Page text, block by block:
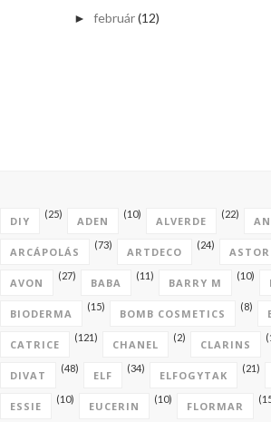
► február(12)
DIY
(25)
ADEN
(10)
ALVERDE
(22)
ARCÁPOLÁS
(73)
ARTDECO
(24)
ASTOR
AVON
(27)
BABA
(11)
BARRY M
(10)
BIODERMA
(15)
BOMB COSMETICS
(8)
CATRICE
(121)
CHANEL
(2)
CLARINS
DIVAT
(48)
ELF
(34)
ELFOGYTAK
(21)
ESSIE
(10)
EUCERIN
(10)
FLORMAR